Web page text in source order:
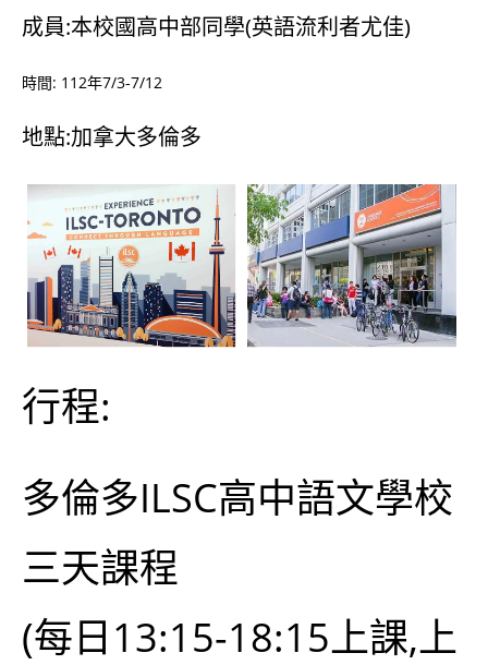
成員:本校國高中部同學(英語流利者尤佳)
時間: 112年7/3-7/12
地點:加拿大多倫多
行程:
多倫多ILSC高中語文學校
三天課程
(每日13:15-18:15上課,上